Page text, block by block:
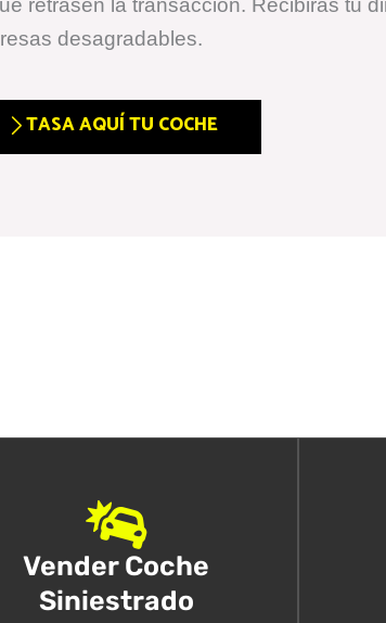
retrasen la transacción. Recibirás tu
desagradables.
TASA AQUÍ TU COCHE
Vender Coche
Siniestrado